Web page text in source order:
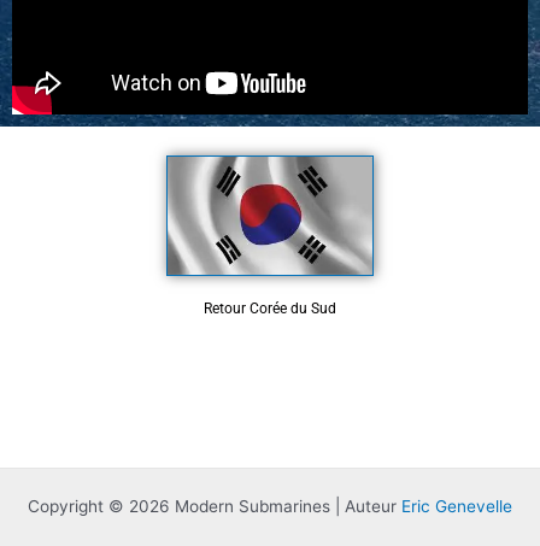
Retour Corée du Sud
Copyright © 2026 Modern Submarines | Auteur Eric Genevelle